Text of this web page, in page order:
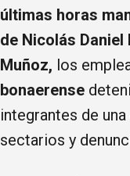
últimas horas
de Nicolás Daniel
Muñoz, los
bonaerense
integrantes de
sectarios y